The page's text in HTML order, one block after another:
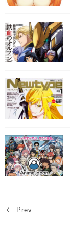
Prev